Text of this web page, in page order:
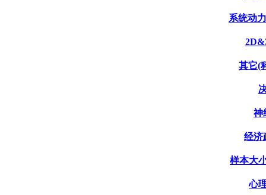
系统动
其它(
神
经济
样本大
心